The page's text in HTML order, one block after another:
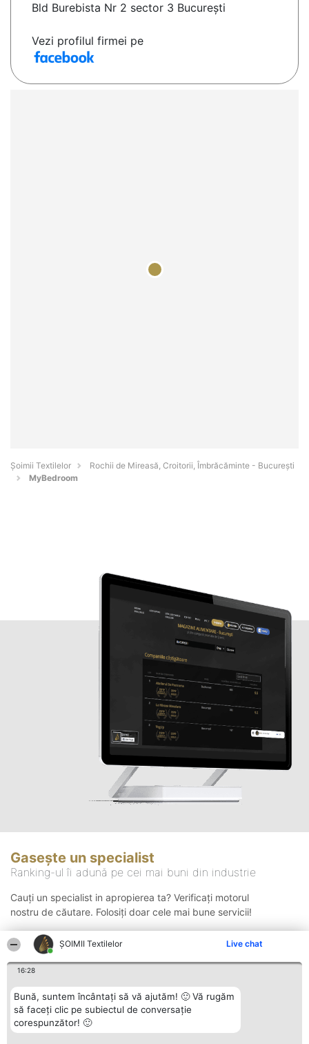
ȘOIMII Textilelor Live chat
16:28
Bună, suntem încântați să vă ajutăm! 🙂 Vă rugăm
să faceți clic pe subiectul de conversație
corespunzător! 🙂
Bld Burebista Nr 2 sector 3 București
Vezi profilul firmei pe
Șoimii Textilelor
Rochii de Mireasă, Croitorii, Îmbrăcăminte - Bucureşti
MyBedroom
Gasește un specialist
Ranking-ul îi adună pe cei mai buni din industrie
Cauți un specialist in apropierea ta? Verificați motorul
nostru de căutare. Folosiți doar cele mai bune servicii!